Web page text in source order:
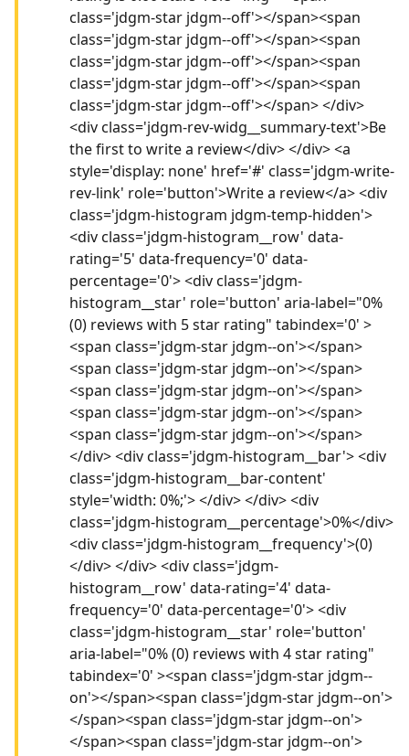
class='jdgm-star jdgm--off'></span><span
class='jdgm-star jdgm--off'></span><span
class='jdgm-star jdgm--off'></span><span
class='jdgm-star jdgm--off'></span><span
class='jdgm-star jdgm--off'></span> </div>
<div class='jdgm-rev-widg__summary-text'>Be
the first to write a review</div> </div> <a
style='display: none' href='#' class='jdgm-write-
rev-link' role='button'>Write a review</a> <div
class='jdgm-histogram jdgm-temp-hidden'>
<div class='jdgm-histogram__row' data-
rating='5' data-frequency='0' data-
percentage='0'> <div class='jdgm-
histogram__star' role='button' aria-label="0%
(0) reviews with 5 star rating" tabindex='0' >
<span class='jdgm-star jdgm--on'></span>
<span class='jdgm-star jdgm--on'></span>
<span class='jdgm-star jdgm--on'></span>
<span class='jdgm-star jdgm--on'></span>
<span class='jdgm-star jdgm--on'></span>
</div> <div class='jdgm-histogram__bar'> <div
class='jdgm-histogram__bar-content'
style='width: 0%;'> </div> </div> <div
class='jdgm-histogram__percentage'>0%</div>
<div class='jdgm-histogram__frequency'>(0)
</div> </div> <div class='jdgm-
histogram__row' data-rating='4' data-
frequency='0' data-percentage='0'> <div
class='jdgm-histogram__star' role='button'
aria-label="0% (0) reviews with 4 star rating"
tabindex='0' ><span class='jdgm-star jdgm--
on'></span><span class='jdgm-star jdgm--on'>
</span><span class='jdgm-star jdgm--on'>
</span><span class='jdgm-star jdgm--on'>